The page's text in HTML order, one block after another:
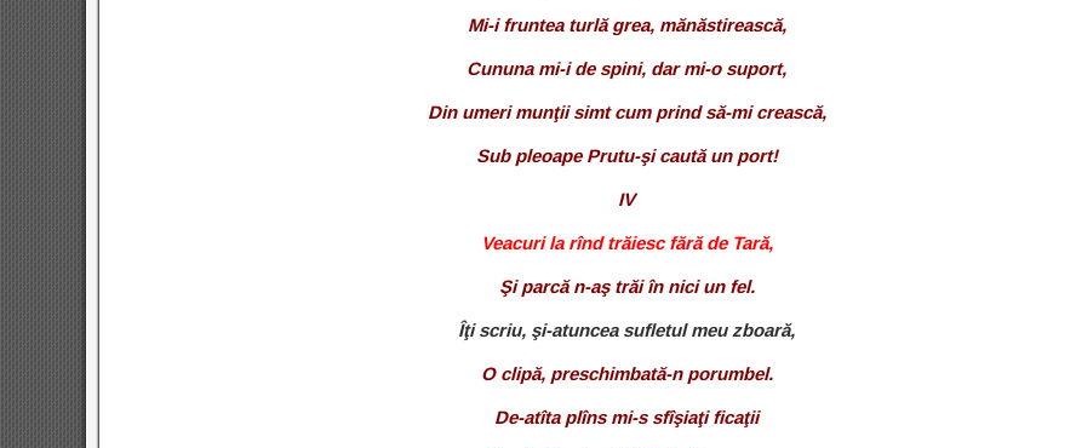
Mi-i fruntea turlă grea, mănăstirească,
Cununa mi-i de spini, dar mi-o suport,
Din umeri munţii simt cum prind să-mi crească,
Sub pleoape Prutu-şi caută un port!
IV
Veacuri la rînd trăiesc fără de Tară,
Şi parcă n-aş trăi în nici un fel.
Îţi scriu, şi-atuncea sufletul meu zboară,
O clipă, preschimbată-n porumbel.
De-atîta plîns mi-s sfîşiaţi ficaţii